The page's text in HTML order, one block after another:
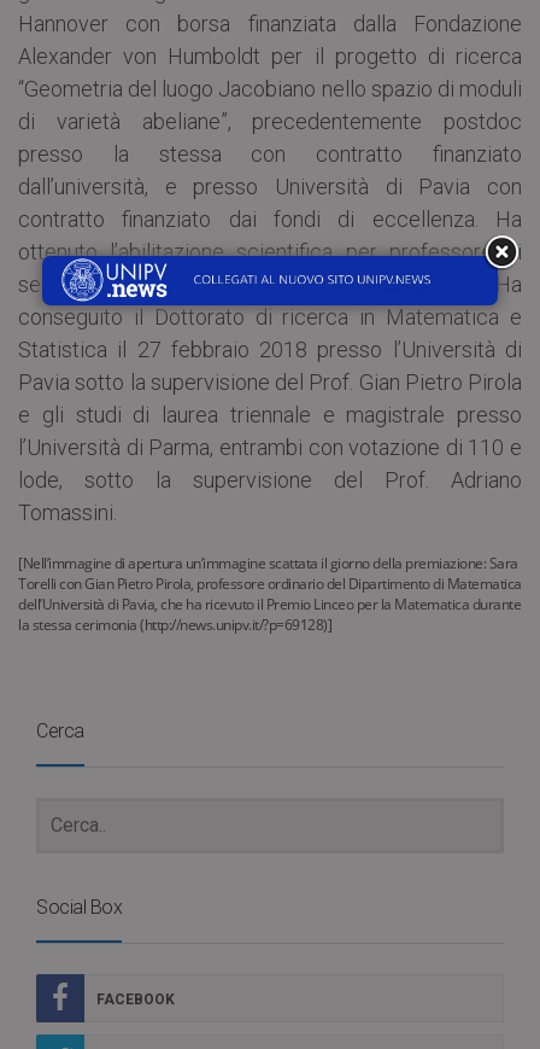
Hannover con borsa finanziata dalla Fondazione
Alexander von Humboldt per il progetto di ricerca
“Geometria del luogo Jacobiano nello spazio di moduli
di varietà abeliane”, precedentemente postdoc
presso la stessa con contratto finanziato
dall’università, e presso Università di Pavia con
contratto finanziato dai fondi di eccellenza. Ha
ottenuto l’abilitazione scientifica per professore di
seconda fascia lo scorso febbraio 2022. Ha
conseguito il Dottorato di ricerca in Matematica e
Statistica il 27 febbraio 2018 presso l’Università di
Pavia sotto la supervisione del Prof. Gian Pietro Pirola
e gli studi di laurea triennale e magistrale presso
l’Università di Parma, entrambi con votazione di 110 e
lode, sotto la supervisione del Prof. Adriano
Tomassini.
[Nell’immagine di apertura un’immagine scattata il giorno della premiazione: Sara
Torelli con Gian Pietro Pirola, professore ordinario del Dipartimento di Matematica
dell’Università di Pavia, che ha ricevuto il Premio Linceo per la Matematica durante
la stessa cerimonia (http://news.unipv.it/?p=69128)]
Cerca
Social Box
FACEBOOK